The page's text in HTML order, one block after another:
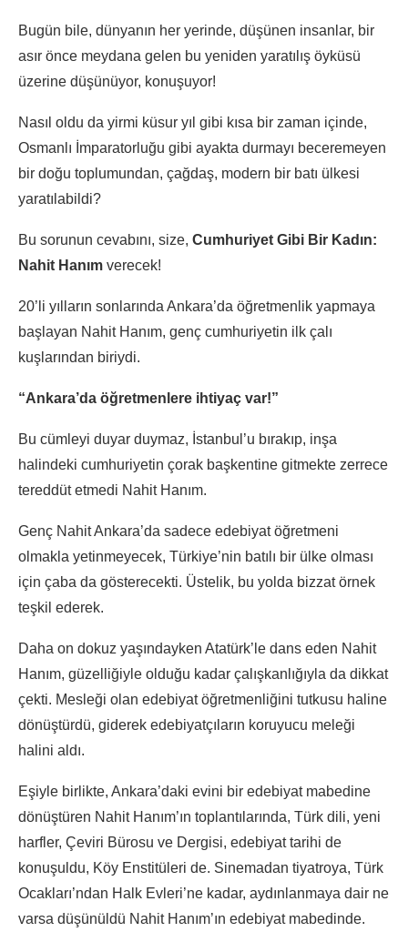
Bugün bile, dünyanın her yerinde, düşünen insanlar, bir
asır önce meydana gelen bu yeniden yaratılış öyküsü
üzerine düşünüyor, konuşuyor!
Nasıl oldu da yirmi küsur yıl gibi kısa bir zaman içinde,
Osmanlı İmparatorluğu gibi ayakta durmayı beceremeyen
bir doğu toplumundan, çağdaş, modern bir batı ülkesi
yaratılabildi?
Bu sorunun cevabını, size, Cumhuriyet Gibi Bir Kadın:
Nahit Hanım verecek!
20’li yılların sonlarında Ankara’da öğretmenlik yapmaya
başlayan Nahit Hanım, genç cumhuriyetin ilk çalı
kuşlarından biriydi.
“Ankara’da öğretmenlere ihtiyaç var!”
Bu cümleyi duyar duymaz, İstanbul’u bırakıp, inşa
halindeki cumhuriyetin çorak başkentine gitmekte zerrece
tereddüt etmedi Nahit Hanım.
Genç Nahit Ankara’da sadece edebiyat öğretmeni
olmakla yetinmeyecek, Türkiye’nin batılı bir ülke olması
için çaba da gösterecekti. Üstelik, bu yolda bizzat örnek
teşkil ederek.
Daha on dokuz yaşındayken Atatürk’le dans eden Nahit
Hanım, güzelliğiyle olduğu kadar çalışkanlığıyla da dikkat
çekti. Mesleği olan edebiyat öğretmenliğini tutkusu haline
dönüştürdü, giderek edebiyatçıların koruyucu meleği
halini aldı.
Eşiyle birlikte, Ankara’daki evini bir edebiyat mabedine
dönüştüren Nahit Hanım’ın toplantılarında, Türk dili, yeni
harfler, Çeviri Bürosu ve Dergisi, edebiyat tarihi de
konuşuldu, Köy Enstitüleri de. Sinemadan tiyatroya, Türk
Ocakları’ndan Halk Evleri’ne kadar, aydınlanmaya dair ne
varsa düşünüldü Nahit Hanım’ın edebiyat mabedinde.